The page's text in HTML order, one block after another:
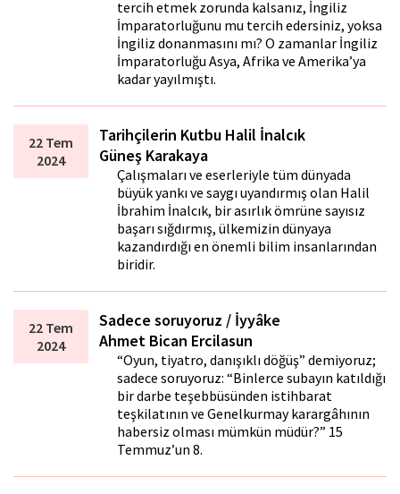
tercih etmek zorunda kalsanız, İngiliz
İmparatorluğunu mu tercih edersiniz, yoksa
İngiliz donanmasını mı? O zamanlar İngiliz
İmparatorluğu Asya, Afrika ve Amerika’ya
kadar yayılmıştı.
22 Tem
2024
Tarihçilerin Kutbu Halil İnalcık
Güneş Karakaya
Çalışmaları ve eserleriyle tüm dünyada
büyük yankı ve saygı uyandırmış olan Halil
İbrahim İnalcık, bir asırlık ömrüne sayısız
başarı sığdırmış, ülkemizin dünyaya
kazandırdığı en önemli bilim insanlarından
biridir.
22 Tem
2024
Sadece soruyoruz / İyyâke
Ahmet Bican Ercilasun
“Oyun, tiyatro, danışıklı döğüş” demiyoruz;
sadece soruyoruz: “Binlerce subayın katıldığı
bir darbe teşebbüsünden istihbarat
teşkilatının ve Genelkurmay karargâhının
habersiz olması mümkün müdür?” 15
Temmuz’un 8.